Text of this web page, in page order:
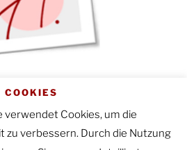
|Impressum
COOKIES
verwendet Cookies, um die
zu verbessern. Durch die Nutzung